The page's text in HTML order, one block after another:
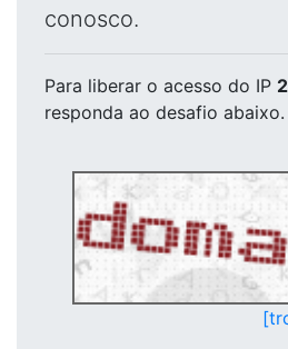
conosco.
Para liberar o acesso do IP
responda ao desafio abaixo.